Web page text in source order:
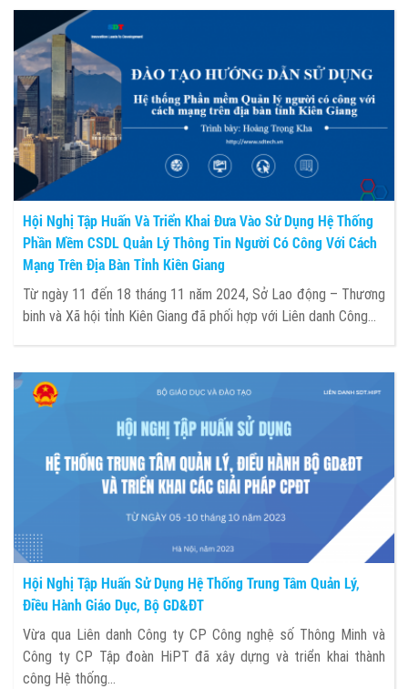
Hội Nghị Tập Huấn Và Triển Khai Đưa Vào Sử Dụng Hệ Thống
Phần Mềm CSDL Quản Lý Thông Tin Người Có Công Với Cách
Mạng Trên Địa Bàn Tỉnh Kiên Giang
Từ ngày 11 đến 18 tháng 11 năm 2024, Sở Lao động – Thương
binh và Xã hội tỉnh Kiên Giang đã phối hợp với Liên danh Công...
Hội Nghị Tập Huấn Sử Dụng Hệ Thống Trung Tâm Quản Lý,
Điều Hành Giáo Dục, Bộ GD&ĐT
Vừa qua Liên danh Công ty CP Công nghệ số Thông Minh và
Công ty CP Tập đoàn HiPT đã xây dựng và triển khai thành
công Hệ thống...